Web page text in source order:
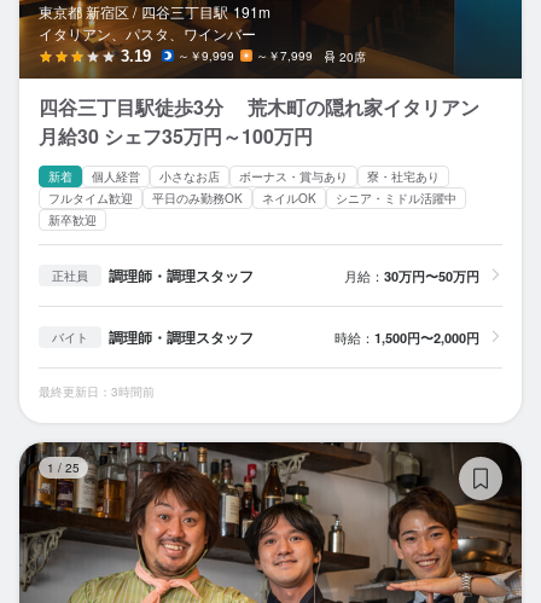
東京都 新宿区 / 四谷三丁目駅 191m
イタリアン、パスタ、ワインバー
3.19 ～￥9,999 ～￥7,999 20席
四谷三丁目駅徒歩3分 荒木町の隠れ家イタリアン
月給30 シェフ35万円～100万円
新着 個人経営 小さなお店 ボーナス・賞与あり
寮・社宅あり
フルタイム歓迎
平日のみ勤務OK ネイルOK
シニア・ミドル活躍中
新卒歓迎
正社員 調理師・調理スタッフ 月給： 30万円〜50万円
バイト 調理師・調理スタッフ 時給： 1,500円〜2,000円
最終更新日：3時間前
1 / 25